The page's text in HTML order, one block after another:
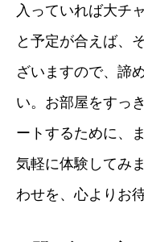
入っていれば大チ
と予定が合えば、
ざいますので、諦
い。お部屋をすっ
ートするために、
気軽に体験してみ
わせを、心よりお